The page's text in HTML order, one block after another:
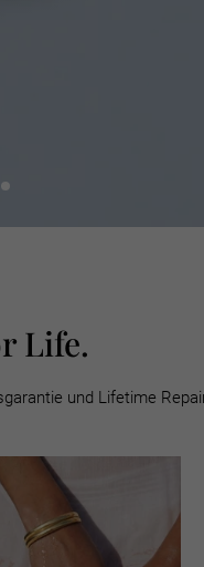
Life.
und Lifetime